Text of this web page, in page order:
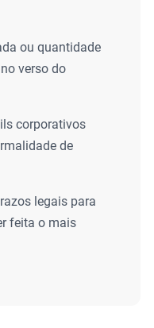
ou quantidade
verso do
corporativos
de
legais para
feita o mais